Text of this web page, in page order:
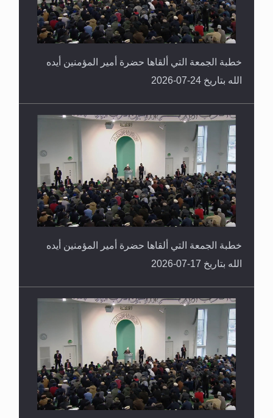
خطبة الجمعة التي ألقاها حضرة أمير المؤمنين أيده
الله بتاريخ 24-07-2026
خطبة الجمعة التي ألقاها حضرة أمير المؤمنين أيده
الله بتاريخ 17-07-2026